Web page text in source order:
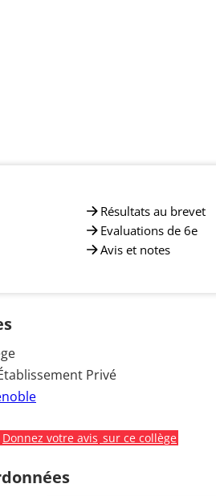
Résultats au brevet
Evaluations de 6e
Avis et notes
Privé
Donnez votre avis sur ce collège